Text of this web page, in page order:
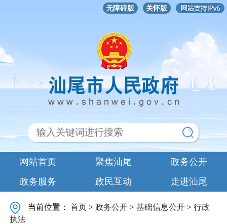
无障碍版 关怀版
网站首页 聚焦汕尾
政务公开
政务服务
政民互动 走进汕尾
当前位置：首页 >政务公开 >基础信息公开 >行政
执法